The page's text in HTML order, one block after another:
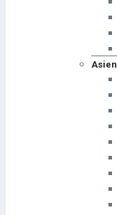
Asien